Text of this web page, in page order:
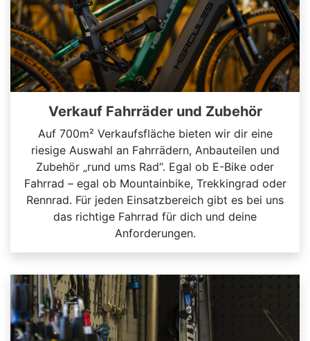
Verkauf Fahrräder und Zubehör
Auf 700m² Verkaufsfläche bieten wir dir eine
riesige Auswahl an Fahrrädern, Anbauteilen und
Zubehör „rund ums Rad“. Egal ob E-Bike oder
Fahrrad – egal ob Mountainbike, Trekkingrad oder
Rennrad. Für jeden Einsatzbereich gibt es bei uns
das richtige Fahrrad für dich und deine
Anforderungen.